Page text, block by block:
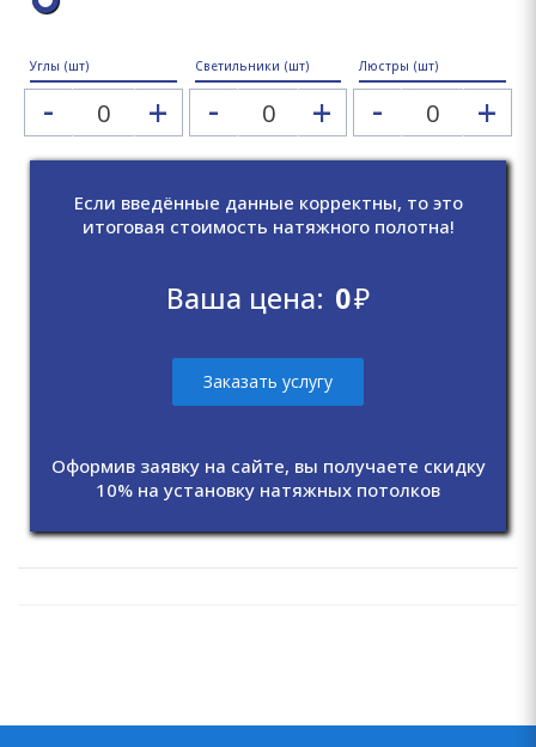
Углы (шт)
- +
Светильники (шт)
- +
Люстры (шт)
- +
Если введённые данные корректны, то это
итоговая стоимость натяжного полотна!
Ваша цена: 0₽
Заказать услугу
Оформив заявку на сайте, вы получаете скидку
10% на установку натяжных потолков